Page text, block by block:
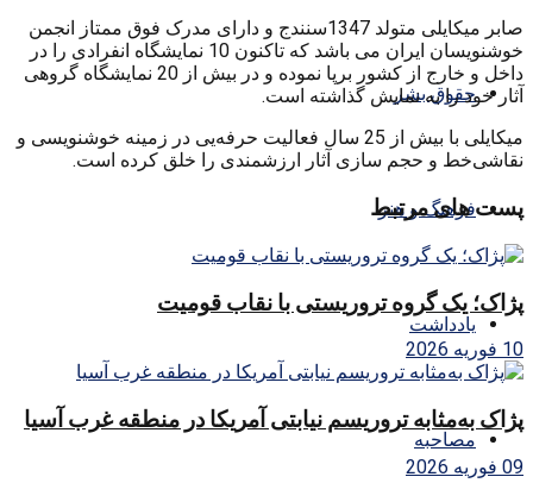
حقوق بشر
فرهنگ و هنر
یادداشت
مصاحبه
صابر میکایلی متولد 1347سنندج و دارای مدرک فوق ممتاز انجمن
خوشنویسان ایران می باشد که تاکنون 10 نمایشگاه انفرادی را در
داخل و خارج از کشور برپا نموده و در بیش از 20 نمایشگاه گروهی
آثار خود را به نمایش گذاشته است.
میکایلی با بیش از 25 سال فعالیت حرفه‌یی در زمینه خوشنویسی و
نقاشی‌خط و حجم سازی آثار ارزشمندی را خلق کرده است.
پست های مرتبط
پژاک؛ یک گروه تروریستی با نقاب قومیت
10 فوریه 2026
پژاک به‌مثابه تروریسم نیابتی آمریکا در منطقه غرب آسیا
09 فوریه 2026